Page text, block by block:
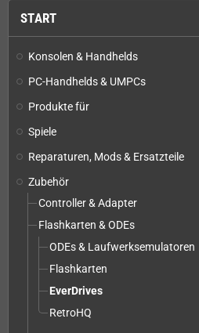
START
Konsolen & Handhelds
PC-Handhelds & UMPCs
Produkte für
Spiele
Reparaturen, Mods & Ersatzteile
Zubehör
Controller & Adapter
Flashkarten & ODEs
ODEs & Laufwerksemulatoren
Flashkarten
EverDrives
RetroHQ